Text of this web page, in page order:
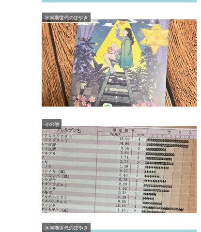
氷河期世代のぼやき
その他
氷河期世代のぼやき